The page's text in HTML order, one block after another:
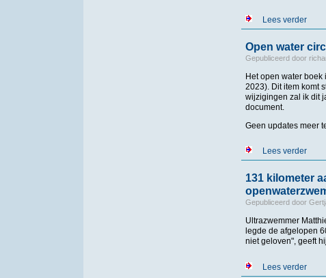
Lees verderover
Open water
Gepubliceerd door
Het open water
2023). Dit item komt
wijzigingen zal ik dit
document.
Geen updates meer
Lees verderover
131 kilometer
Gepubliceerd door
Ultrazwemmer
legde de afgelopen
niet geloven", geeft
Lees verderover